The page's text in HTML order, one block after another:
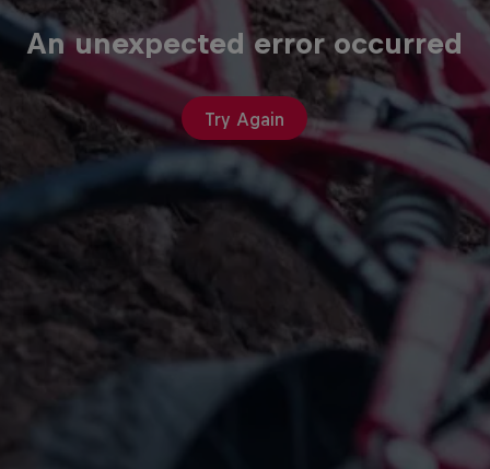
An unexpected error occurred
Try Again